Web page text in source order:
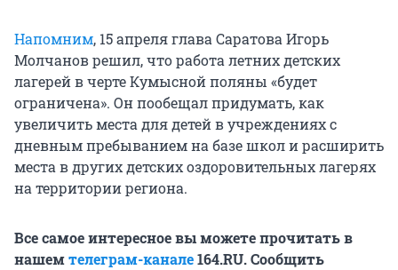
Напомним, 15 апреля глава Саратова Игорь
Молчанов решил, что работа летних детских
лагерей в черте Кумысной поляны «будет
ограничена». Он пообещал придумать, как
увеличить места для детей в учреждениях с
дневным пребыванием на базе школ и расширить
места в других детских оздоровительных лагерях
на территории региона.
Все самое интересное вы можете прочитать в
нашемтелеграм-канале164.RU. Сообщить